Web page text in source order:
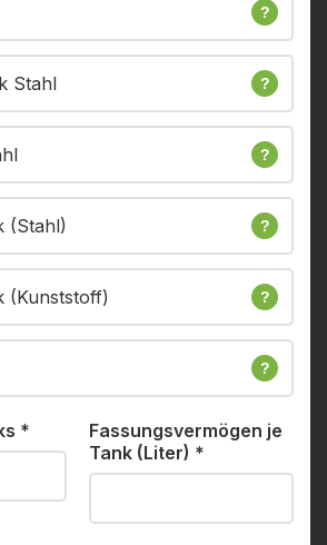
?
Stahl ?
?
(Stahl) ?
(Kunststoff) ?
?
*
Fassungsvermögen je
Tank (Liter) *